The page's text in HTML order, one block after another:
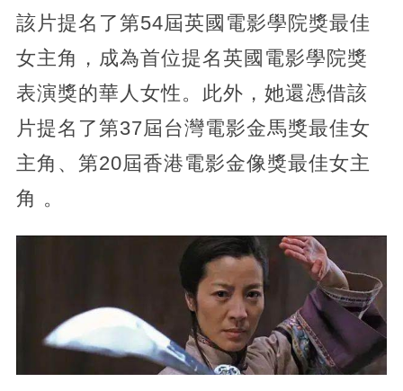
該片提名了第54屆英國電影學院獎最佳
女主角，成為首位提名英國電影學院獎
表演獎的華人女性。此外，她還憑借該
片提名了第37屆台灣電影金馬獎最佳女
主角、第20屆香港電影金像獎最佳女主
角 。